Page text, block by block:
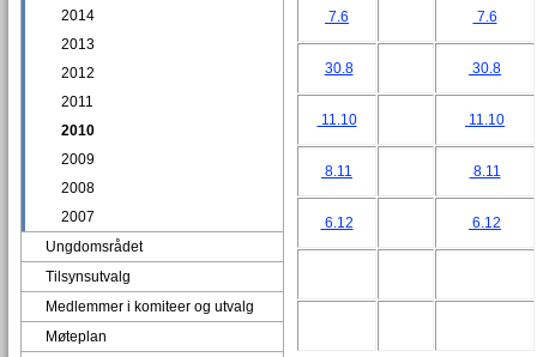
2014
2013
2012
2011
2010
2009
2008
2007
Ungdomsrådet
Tilsynsutvalg
Medlemmer i komiteer og utvalg
Møteplan
7.6 7.6
30.8 30.8
11.10 11.10
8.11 8.11
6.12 6.12